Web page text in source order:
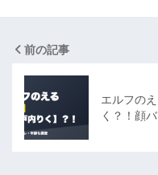
前の記事
エルフの
く？！顔